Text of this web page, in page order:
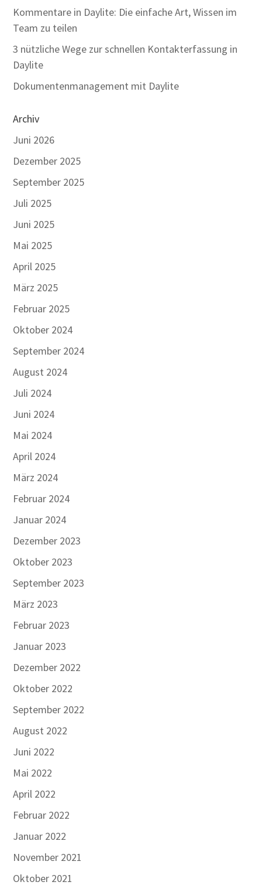
Kommentare in Daylite: Die einfache Art, Wissen im
Team zu teilen
3 nützliche Wege zur schnellen Kontakterfassung in
Daylite
Dokumentenmanagement mit Daylite
Archiv
Juni 2026
Dezember 2025
September 2025
Juli 2025
Juni 2025
Mai 2025
April 2025
März 2025
Februar 2025
Oktober 2024
September 2024
August 2024
Juli 2024
Juni 2024
Mai 2024
April 2024
März 2024
Februar 2024
Januar 2024
Dezember 2023
Oktober 2023
September 2023
März 2023
Februar 2023
Januar 2023
Dezember 2022
Oktober 2022
September 2022
August 2022
Juni 2022
Mai 2022
April 2022
Februar 2022
Januar 2022
November 2021
Oktober 2021